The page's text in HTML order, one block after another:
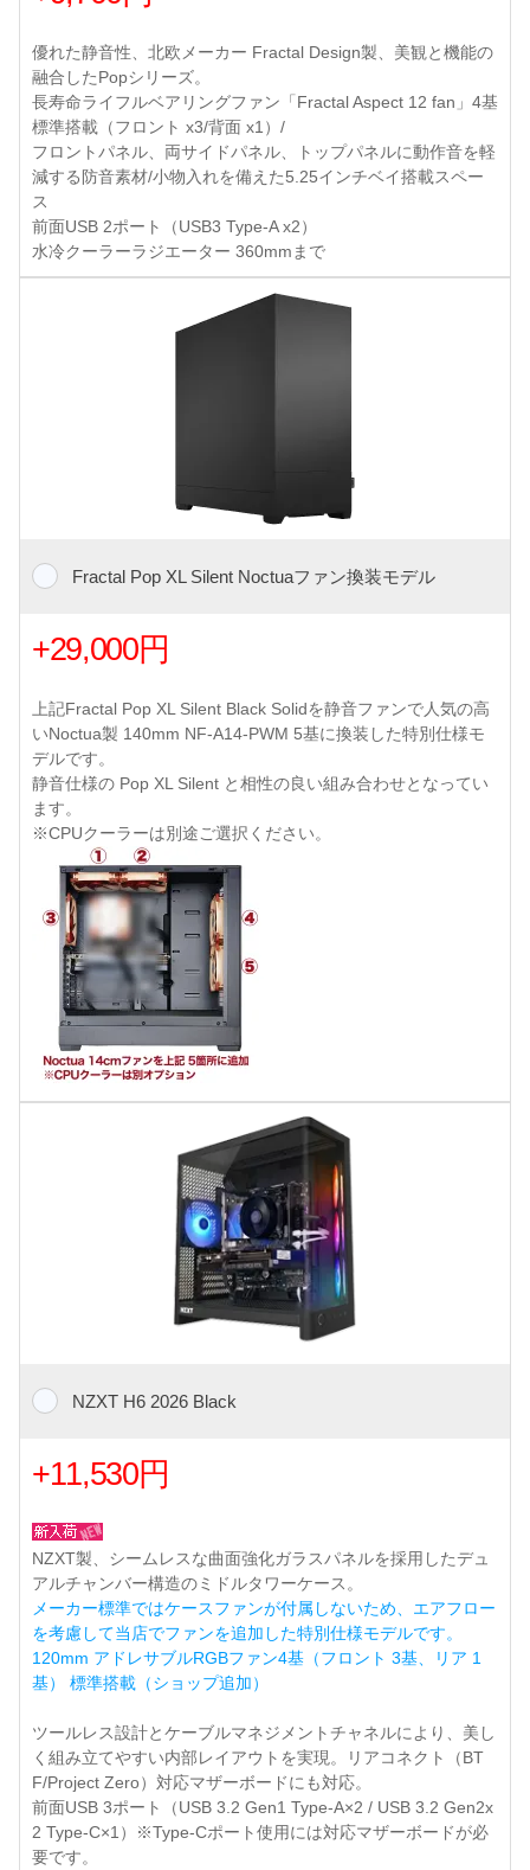
優れた静音性、北欧メーカー Fractal Design製、美観と機能の
融合したPopシリーズ。
長寿命ライフルベアリングファン「Fractal Aspect 12 fan」4基
標準搭載（フロント x3/背面 x1）/
フロントパネル、両サイドパネル、トップパネルに動作音を軽
減する防音素材/小物入れを備えた5.25インチベイ搭載スペー
ス
前面USB 2ポート（USB3 Type-A x2）
水冷クーラーラジエーター 360mmまで
Fractal Pop XL Silent Noctuaファン換装モデル
+29,000円
上記Fractal Pop XL Silent Black Solidを静音ファンで人気の高
いNoctua製 140mm NF-A14-PWM 5基に換装した特別仕様モ
デルです。
静音仕様の Pop XL Silent と相性の良い組み合わせとなってい
ます。
※CPUクーラーは別途ご選択ください。
NZXT H6 2026 Black
+11,530円
NZXT製、シームレスな曲面強化ガラスパネルを採用したデュ
アルチャンバー構造のミドルタワーケース。
メーカー標準ではケースファンが付属しないため、エアフロー
を考慮して当店でファンを追加した特別仕様モデルです。
120mm アドレサブルRGBファン4基（フロント 3基、リア 1
基） 標準搭載（ショップ追加）
ツールレス設計とケーブルマネジメントチャネルにより、美し
く組み立てやすい内部レイアウトを実現。リアコネクト（BT
F/Project Zero）対応マザーボードにも対応。
前面USB 3ポート（USB 3.2 Gen1 Type-A×2 / USB 3.2 Gen2x
2 Type-C×1）※Type-Cポート使用には対応マザーボードが必
要です。